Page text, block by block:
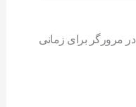
مرورگر برای زمانی